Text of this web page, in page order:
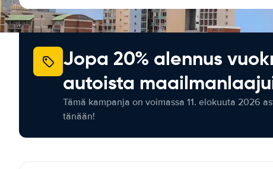
Jopa 20% alennus
autoista
Tämä kampanja on voimassa 11. elokuuta 2026
tänään!